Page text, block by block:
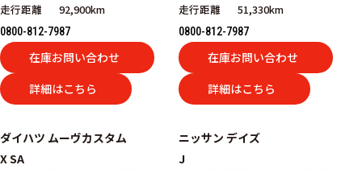
走行距離
92,900km
0800-812-7987
在庫お問い合わせ
詳細はこちら
走行距離
51,330km
0800-812-7987
在庫お問い合わせ
詳細はこちら
ダイハツ ムーヴカスタム
X SA
ニッサン デイズ
J